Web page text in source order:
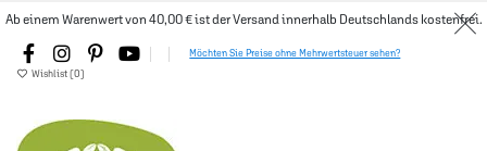
Ab einem Warenwert von 40,00 € ist der Versand innerhalb Deutschlands kostenfrei.
Möchten Sie Preise ohne Mehrwertsteuer sehen?
Wishlist (0)